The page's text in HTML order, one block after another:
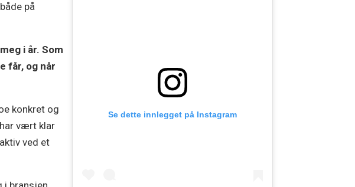
Se dette innlegget på Instagram
på
i år. Som
får, og når
konkret og
vært klar
ved et